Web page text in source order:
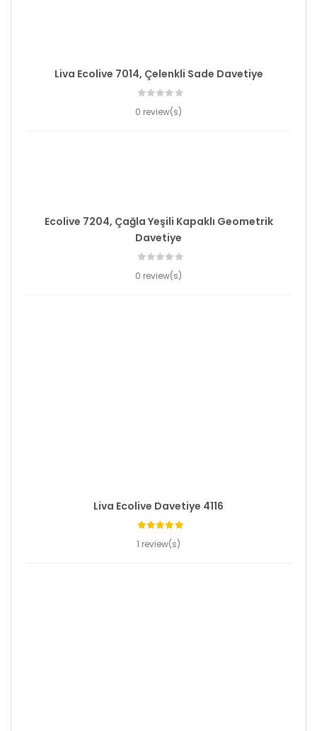
Liva Ecolive 7014, Çelenkli Sade Davetiye
0 review(s)
Ecolive 7204, Çağla Yeşili Kapaklı Geometrik
Davetiye
0 review(s)
Liva Ecolive Davetiye 4116
1 review(s)